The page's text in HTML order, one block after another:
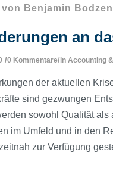
von Benjamin
an
/0 Kommentare/in Accounting
der aktuellen
sind gezwungen
sowohl Qualität
im Umfeld und in den
zur Verfügung